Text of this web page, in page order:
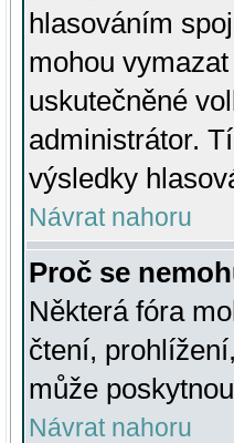
hlasováním
mohou
uskutečněné
administrátor.
výsledky
Návrat nahoru
Proč se
Některá fóra
čtení,
může
Návrat nahoru